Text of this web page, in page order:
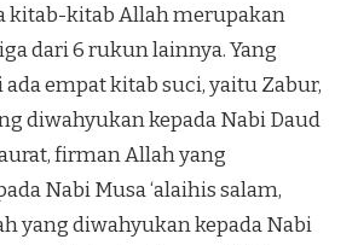
kitab-kitab Allah merupakan
dari 6 rukun lainnya. Yang
empat kitab suci, yaitu Zabur,
diwahyukan kepada Nabi Daud
firman Allah yang
Nabi Musa ‘alaihis salam,
yang diwahyukan kepada Nabi